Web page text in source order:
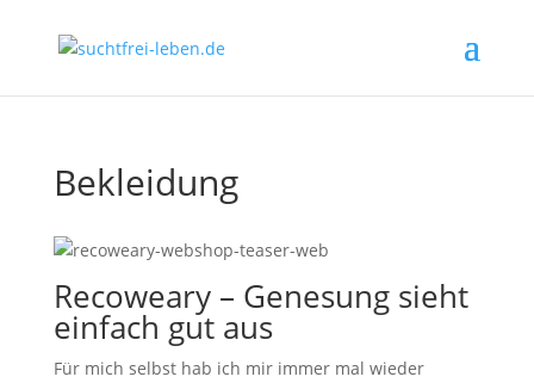
Bekleidung
Recoweary – Genesung sieht
einfach gut aus
Für mich selbst hab ich mir immer mal wieder